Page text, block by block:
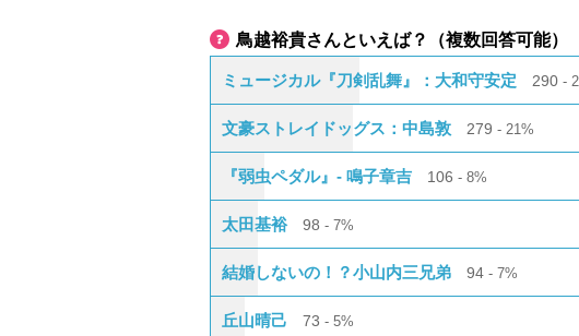
鳥越裕貴さんといえば？（複数回答可能）
ミュージカル『刀剣乱舞』：大和守安定 290
文豪ストレイドッグス：中島敦 279 21%
『弱虫ペダル』- 鳴子章吉 106 8%
太田基裕 98 7%
結婚しないの！？小山内三兄弟 94 7%
丘山晴己 73 5%